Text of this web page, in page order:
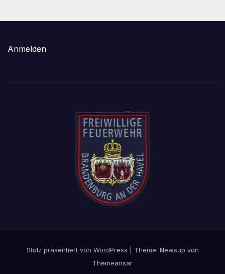
Anmelden
Stolz präsentiert von WordPress
Theme: Newsup von
Themeansar